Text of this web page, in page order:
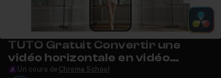
TUTO Gratuit Convertir une
vidéo horizontale en vidéo
verticale sur DaVinci Resolve
Un cours de Chroma School